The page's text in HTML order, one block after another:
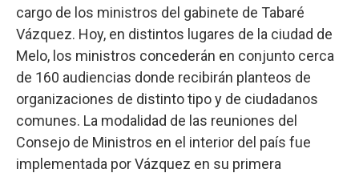
cargo de los ministros del gabinete de Tabaré
Vázquez. Hoy, en distintos lugares de la ciudad de
Melo, los ministros concederán en conjunto cerca
de 160 audiencias donde recibirán planteos de
organizaciones de distinto tipo y de ciudadanos
comunes. La modalidad de las reuniones del
Consejo de Ministros en el interior del país fue
implementada por Vázquez en su primera